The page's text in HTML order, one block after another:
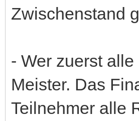
Zwischenstand
- Wer zuerst
Meister. Das
Teilnehmer alle